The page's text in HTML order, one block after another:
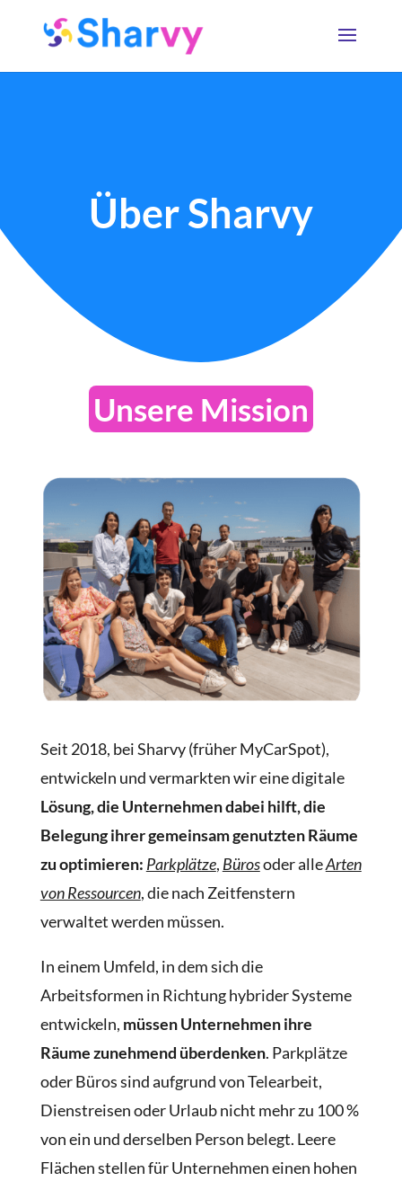
Über Sharvy
Unsere Mission
Seit 2018, bei Sharvy (früher MyCarSpot),
entwickeln und vermarkten wir eine digitale
Lösung, die Unternehmen dabei hilft, die
Belegung ihrer gemeinsam genutzten Räume
zu optimieren: Parkplätze, Bürosoder alleArten
von Ressourcen, die nach Zeitfenstern
verwaltet werden müssen.
In einem Umfeld, in dem sich die
Arbeitsformen in Richtung hybrider Systeme
entwickeln, müssen Unternehmen ihre
Räume zunehmend überdenken. Parkplätze
oder Büros sind aufgrund von Telearbeit,
Dienstreisen oder Urlaub nicht mehr zu 100 %
von ein und derselben Person belegt. Leere
Flächen stellen für Unternehmen einen hohen